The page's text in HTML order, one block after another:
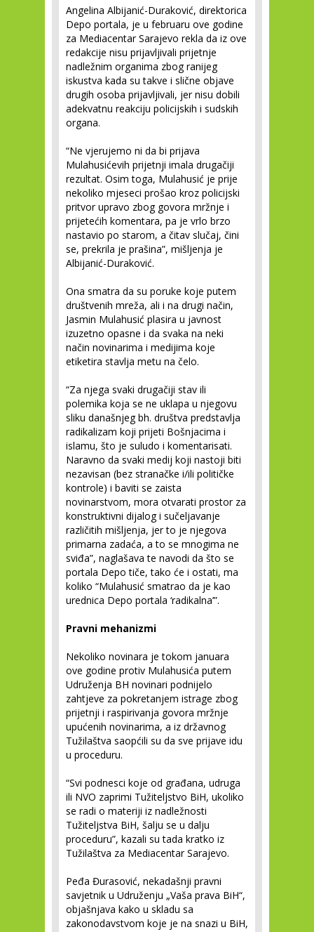
Angelina Albijanić-Duraković, direktorica
Depo portala, je u februaru ove godine
za Mediacentar Sarajevo rekla da iz ove
redakcije nisu prijavljivali prijetnje
nadležnim organima zbog ranijeg
iskustva kada su takve i slične objave
drugih osoba prijavljivali, jer nisu dobili
adekvatnu reakciju policijskih i sudskih
organa.
“Ne vjerujemo ni da bi prijava
Mulahusićevih prijetnji imala drugačiji
rezultat. Osim toga, Mulahusić je prije
nekoliko mjeseci prošao kroz policijski
pritvor upravo zbog govora mržnje i
prijetećih komentara, pa je vrlo brzo
nastavio po starom, a čitav slučaj, čini
se, prekrila je prašina”, mišljenja je
Albijanić-Duraković.
Ona smatra da su poruke koje putem
društvenih mreža, ali i na drugi način,
Jasmin Mulahusić plasira u javnost
izuzetno opasne i da svaka na neki
način novinarima i medijima koje
etiketira stavlja metu na čelo.
“Za njega svaki drugačiji stav ili
polemika koja se ne uklapa u njegovu
sliku današnjeg bh. društva predstavlja
radikalizam koji prijeti Bošnjacima i
islamu, što je suludo i komentarisati.
Naravno da svaki medij koji nastoji biti
nezavisan (bez stranačke i/ili političke
kontrole) i baviti se zaista
novinarstvom, mora otvarati prostor za
konstruktivni dijalog i sučeljavanje
različitih mišljenja, jer to je njegova
primarna zadaća, a to se mnogima ne
sviđa”, naglašava te navodi da što se
portala Depo tiče, tako će i ostati, ma
koliko “Mulahusić smatrao da je kao
urednica Depo portala ‘radikalna’”.
Pravni mehanizmi
Nekoliko novinara je tokom januara
ove godine protiv Mulahusića putem
Udruženja BH novinari podnijelo
zahtjeve za pokretanjem istrage zbog
prijetnji i raspirivanja govora mržnje
upućenih novinarima, a iz državnog
Tužilaštva saopćili su da sve prijave idu
u proceduru.
“Svi podnesci koje od građana, udruga
ili NVO zaprimi Tužiteljstvo BiH, ukoliko
se radi o materiji iz nadležnosti
Tužiteljstva BiH, šalju se u dalju
proceduru”, kazali su tada kratko iz
Tužilaštva za Mediacentar Sarajevo.
Peđa Đurasović, nekadašnji pravni
savjetnik u Udruženju „Vaša prava BiH“,
objašnjava kako u skladu sa
zakonodavstvom koje je na snazi u BiH,